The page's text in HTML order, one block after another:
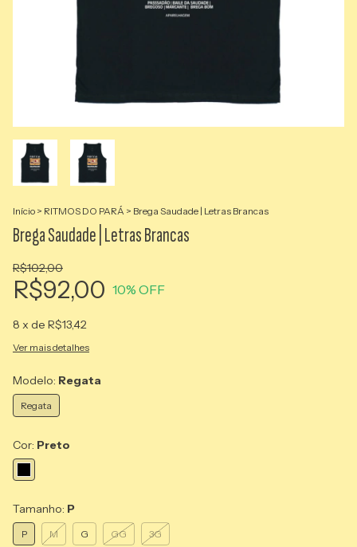
Início > RITMOS DO PARÁ > Brega Saudade | Letras Brancas
Brega Saudade | Letras Brancas
R$102,00
R$92,00 10% OFF
8 x de R$13,42
Ver mais detalhes
Modelo: Regata
Regata
Cor: Preto
Tamanho: P
P M G GG 3G